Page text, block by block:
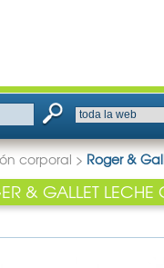
corporal > Roger &
& GALLET LECHE